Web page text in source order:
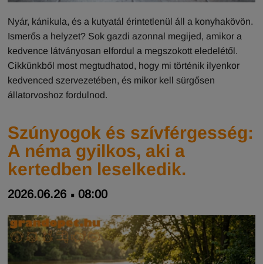
Nyár, kánikula, és a kutyatál érintetlenül áll a konyhakövön.
Ismerős a helyzet? Sok gazdi azonnal megijed, amikor a
kedvence látványosan elfordul a megszokott eledelétől.
Cikkünkből most megtudhatod, hogy mi történik ilyenkor
kedvenced szervezetében, és mikor kell sürgősen
állatorvoshoz fordulnod.
Szúnyogok és szívférgesség:
A néma gyilkos, aki a
kertedben leselkedik.
2026.06.26 08:00